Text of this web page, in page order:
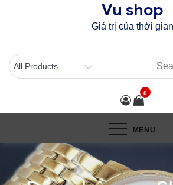
Vu shop
Giá trị của thời gian
0
MENU